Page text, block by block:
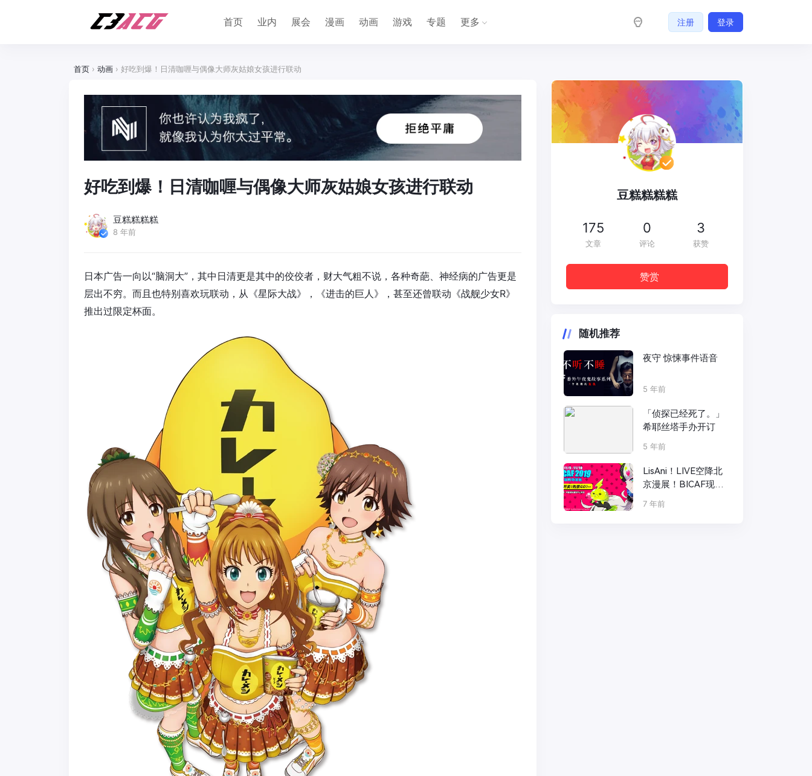
首页 业内 展会 漫画 动画 游戏 专题 更多 注册 登录
首页 › 动画 › 好吃到爆！日清咖喱与偶像大师灰姑娘女孩进行联动
好吃到爆！日清咖喱与偶像大师灰姑娘女孩进行联动
豆糕糕糕糕
8 年前
日本广告一向以“脑洞大”，其中日清更是其中的佼佼者，财大气粗不说，各种奇葩、神经病的广告更是
层出不穷。而且也特别喜欢玩联动，从《星际大战》，《进击的巨人》，甚至还曾联动《战舰少女R》
推出过限定杯面。
豆糕糕糕糕
175
文章
0
评论
3
获赞
赞赏
随机推荐
夜守 惊悚事件语音
5 年前
「侦探已经死了。」
希耶丝塔手办开订
5 年前
LisAni！LIVE空降北
京漫展！BICAF现场
即将燃爆开演！
7 年前